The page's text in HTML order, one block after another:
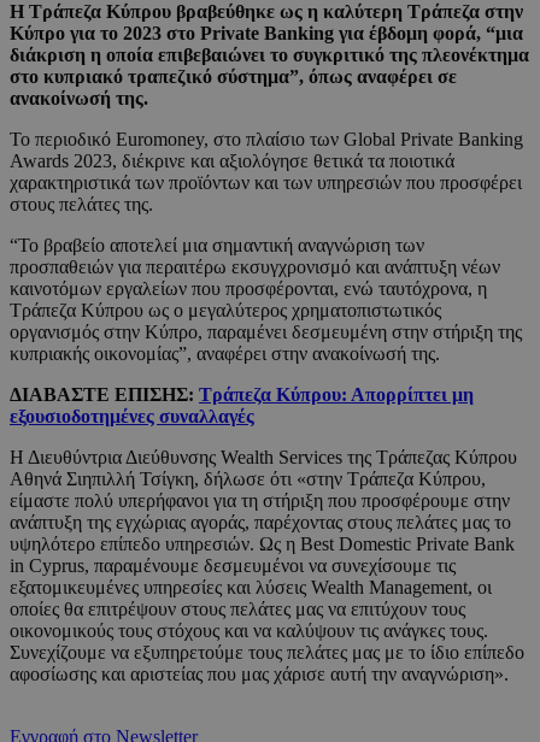
Η Τράπεζα Κύπρου βραβεύθηκε ως η καλύτερη Tράπεζα στην
Κύπρο για το 2023 στο Private Banking για έβδομη φορά, “μια
διάκριση η οποία επιβεβαιώνει το συγκριτικό της πλεονέκτημα
στο κυπριακό τραπεζικό σύστημα”, όπως αναφέρει σε
ανακοίνωσή της.
Το περιοδικό Euromoney, στο πλαίσιο των Global Private Banking
Awards 2023, διέκρινε και αξιολόγησε θετικά τα ποιοτικά
χαρακτηριστικά των προϊόντων και των υπηρεσιών που προσφέρει
στους πελάτες της.
“Το βραβείο αποτελεί μια σημαντική αναγνώριση των
προσπαθειών για περαιτέρω εκσυγχρονισμό και ανάπτυξη νέων
καινοτόμων εργαλείων που προσφέρονται, ενώ ταυτόχρονα, η
Τράπεζα Κύπρου ως ο μεγαλύτερος χρηματοπιστωτικός
οργανισμός στην Κύπρο, παραμένει δεσμευμένη στην στήριξη της
κυπριακής οικονομίας”, αναφέρει στην ανακοίνωσή της.
ΔΙΑΒΑΣΤΕ ΕΠΙΣΗΣ: Τράπεζα Κύπρου: Απορρίπτει μη
εξουσιοδοτημένες συναλλαγές
Η Διευθύντρια Διεύθυνσης Wealth Services της Τράπεζας Κύπρου
Αθηνά Σιηπιλλή Τσίγκη, δήλωσε ότι «στην Τράπεζα Κύπρου,
είμαστε πολύ υπερήφανοι για τη στήριξη που προσφέρουμε στην
ανάπτυξη της εγχώριας αγοράς, παρέχοντας στους πελάτες μας το
υψηλότερο επίπεδο υπηρεσιών. Ως η Best Domestic Private Bank
in Cyprus, παραμένουμε δεσμευμένοι να συνεχίσουμε τις
εξατομικευμένες υπηρεσίες και λύσεις Wealth Management, οι
οποίες θα επιτρέψουν στους πελάτες μας να επιτύχουν τους
οικονομικούς τους στόχους και να καλύψουν τις ανάγκες τους.
Συνεχίζουμε να εξυπηρετούμε τους πελάτες μας με το ίδιο επίπεδο
αφοσίωσης και αριστείας που μας χάρισε αυτή την αναγνώριση».
Εγγραφή στο Newsletter